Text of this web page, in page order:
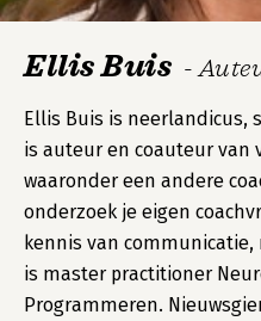
Ellis Buis -
Ellis Buis is neerlandicus,
is auteur en coauteur van
waaronder een andere
onderzoek je eigen
kennis van
is master practitioner
Programmeren.